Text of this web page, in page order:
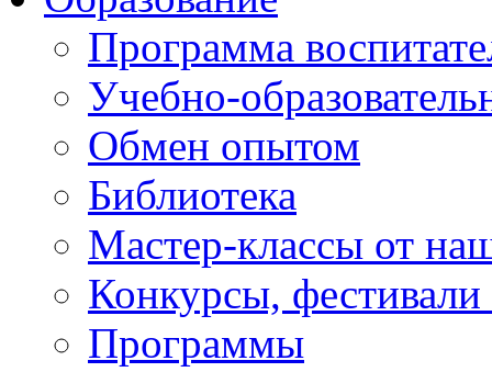
Программа
Учебно-
Обмен опытом
Библиотека
Мастер-классы от
Конкурсы,
Программы